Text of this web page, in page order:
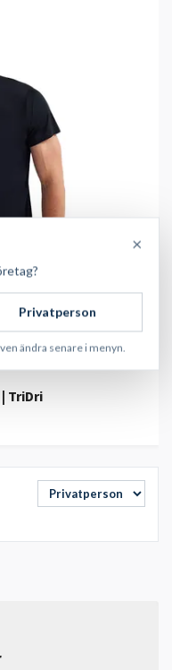
TriDri
×
Privatperson
ändra senare i menyn.